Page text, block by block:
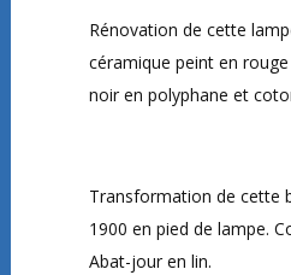
Rénovation de cette
céramique peint en
noir en polyphane et
Transformation de cette
1900 en pied de lampe.
Abat-jour en lin.